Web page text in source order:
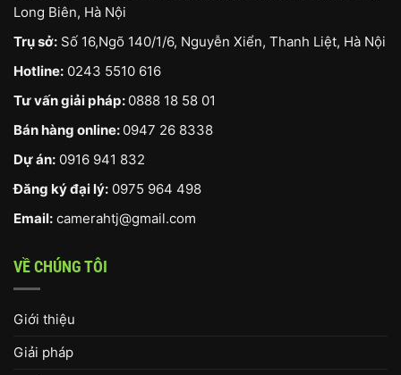
Long Biên, Hà Nội
Trụ sở: Số 16,Ngõ 140/1/6, Nguyễn Xiển, Thanh Liệt, Hà Nội
Hotline: 0243 5510 616
Tư vấn giải pháp: 0888 18 58 01
Bán hàng online: 0947 26 8338
Dự án: 0916 941 832
Đăng ký đại lý: 0975 964 498
Email: camerahtj@gmail.com
VỀ CHÚNG TÔI
Giới thiệu
Giải pháp